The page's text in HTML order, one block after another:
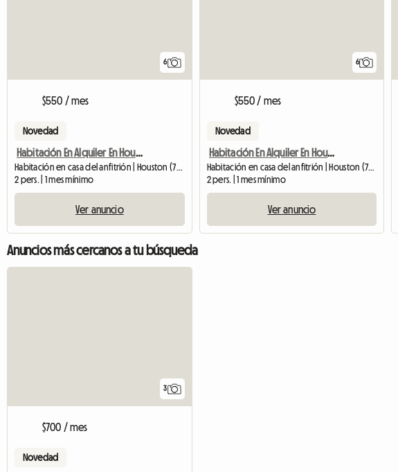
6
$550 / mes
Novedad
Habitación En Alquiler En Houston Cerca De Katy
Habitación en casa del anfitrión | Houston (77084)
2 pers. | 1 mes mínimo
Ver anuncio
6
$550 / mes
Novedad
Habitación En Alquiler En Houston Cerca De Katy
Habitación en casa del anfitrión | Houston (77084)
2 pers. | 1 mes mínimo
Ver anuncio
Anuncios más cercanos a tu búsqueda
3
$700 / mes
Novedad